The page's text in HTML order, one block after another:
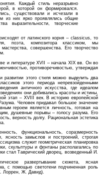
Каждый стиль неразрывно
в которой он формировался.
существовали и исчезали в
из них ярко проявлялись общие
выразительности, творческие
от латинского корня – classicus, то
поэта, композитора классиком, мы
совершенства. Его творчество
и литературе XVII – начала XIX вв. Он во
противоречивостью, утверждая
этого стиля можно выделить два
этого периода непревзойденными
античного искусства, где идеалом
они добивались красоты и истины,
этап – XVIII век. В историю европейской
Человек придавал большое значение
героем является личность, готовая на
душевные порывы – голосу разума. Его
верность долгу. Рациональная эстетика
функциональность, соразмерность
ясность замыслов и построений, строгая
служит геометрическая планировка
скульптуры и фонтаны располагались по
стал Таврический дворец, возведенный И.
развертывание сюжета, ясная
с помощью светотени подчиненная роль
Лоррен, Ж. Давид).